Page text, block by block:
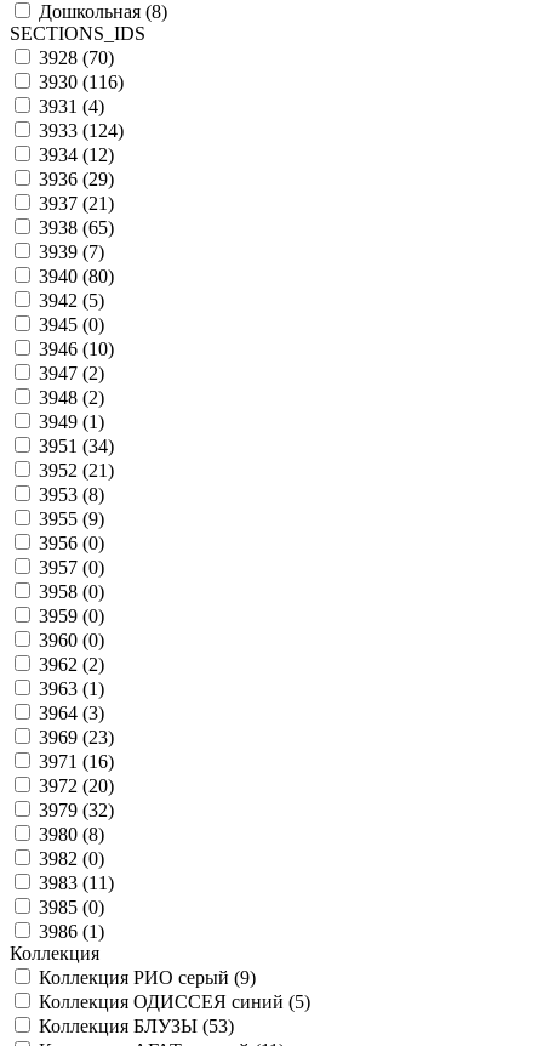
Дошкольная (8)
SECTIONS_IDS
3928 (70)
3930 (116)
3931 (4)
3933 (124)
3934 (12)
3936 (29)
3937 (21)
3938 (65)
3939 (7)
3940 (80)
3942 (5)
3945 (0)
3946 (10)
3947 (2)
3948 (2)
3949 (1)
3951 (34)
3952 (21)
3953 (8)
3955 (9)
3956 (0)
3957 (0)
3958 (0)
3959 (0)
3960 (0)
3962 (2)
3963 (1)
3964 (3)
3969 (23)
3971 (16)
3972 (20)
3979 (32)
3980 (8)
3982 (0)
3983 (11)
3985 (0)
3986 (1)
Коллекция
Коллекция РИО серый (9)
Коллекция ОДИССЕЯ синий (5)
Коллекция БЛУЗЫ (53)